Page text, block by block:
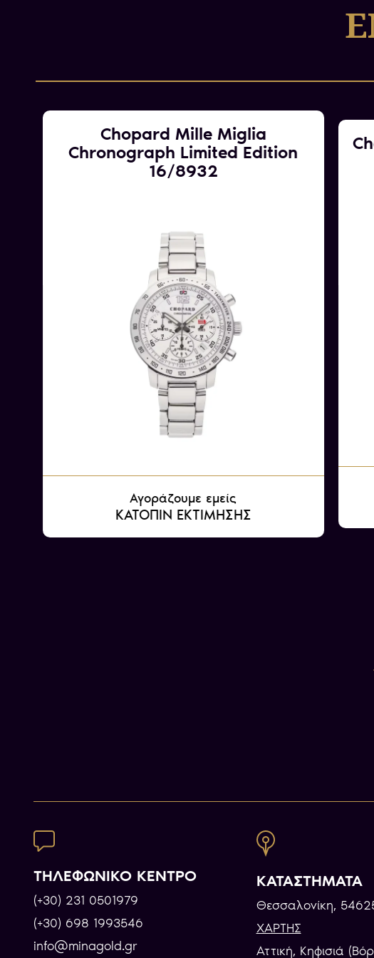
Chopard Mille Miglia
Chronograph Limited Edition
16/8932
Αγοράζουμε εμείς
ΚΑΤΟΠΙΝ ΕΚΤΙΜΗΣΗΣ
ΤΗΛΕΦΩΝΙΚΟ ΚΕΝΤΡΟ
(+30) 231 0501979
(+30) 698 1993546
info@minagold.gr
ΚΑΤΑΣΤΗΜΑΤΑ
Θεσσαλονίκη,
ΧΑΡΤΗΣ
Αττική, Κηφισιά